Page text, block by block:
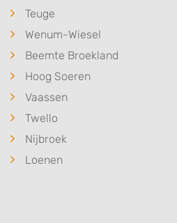
Teuge
Wenum-Wiesel
Beemte Broekland
Hoog Soeren
Vaassen
Twello
Nijbroek
Loenen